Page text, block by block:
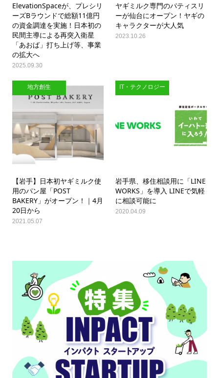
ElevationSpaceが、プレシリ
ーズBラウンドで総額11億円
の資金調達を実施！日本初の
民間主導による再突入衛星
「あおば」打ち上げ等、事業
の拡大へ
2025.09.30
ヤギミルク専門のパティスリ
ーが仙台にオープン！ヤギの
キャラクターが大人気
2023.10.26
地方創生
【岩手】日本初ヤギミルク使
用のパン屋「POST
BAKERY」がオープン！｜4月
20日から
2021.05.07
IT・テクノロジー
岩手県、移住相談用に「LINE
WORKS」を導入 LINEで気軽
に相談可能に
2020.04.09